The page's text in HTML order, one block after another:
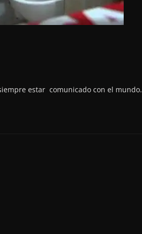
estar comunicado con el mundo.